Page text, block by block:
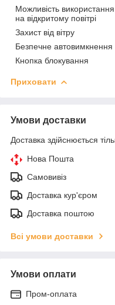
Можливість використання
на відкритому повітрі
Захист від вітру
Безпечне автовимкнення
Кнопка блокування
Приховати
Умови доставки
Доставка здійснюється
Нова Пошта
Самовивіз
Доставка кур'єром
Доставка поштою
Всі умови доставки
Умови оплати
Пром-оплата